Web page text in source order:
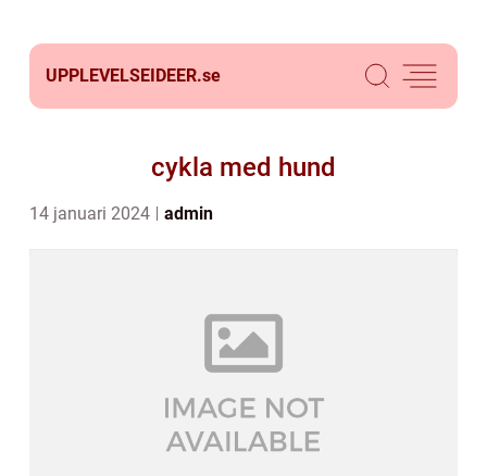
UPPLEVELSEIDEER.se
cykla med hund
14 januari 2024 admin